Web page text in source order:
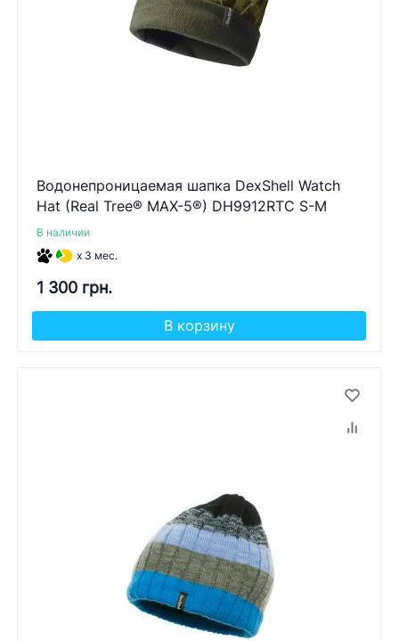
Водонепроницаемая шапка DexShell Watch
Hat (Real Tree® MAX-5®) DH9912RTC S-M
В наличии
x 3 мес.
1 300 грн.
В корзину